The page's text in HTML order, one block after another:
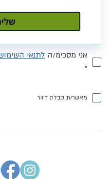
מאשר/ת קבלת דיוור
אני מסכימ/ה לתנאי
*